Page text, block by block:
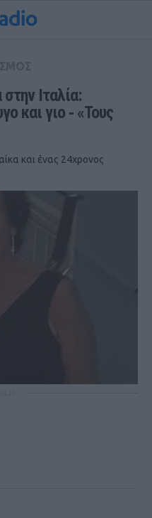
Ιταλία:
και γιο ‑ «Τους
και ένας 24χρονος